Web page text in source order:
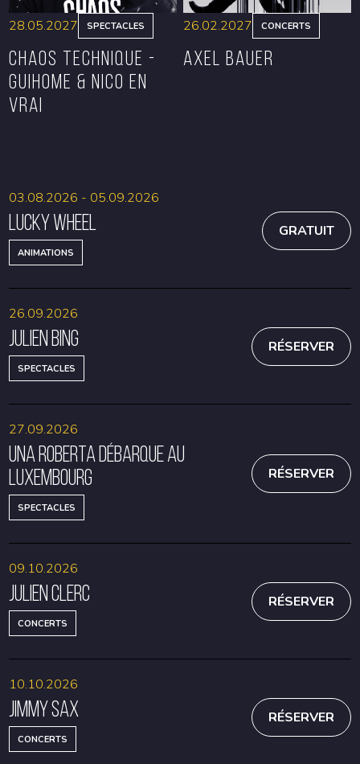
28.05.2027 SPECTACLES
CHAOS TECHNIQUE -
GUIHOME & NICO EN
VRAI
26.02.2027 CONCERTS
Axel Bauer
Lucky Wheel
ANIMATIONS
03.08.2026 - 05.09.2026
GRATUIT
Julien Bing
SPECTACLES
26.09.2026
RÉSERVER
Una Roberta débarque au
Luxembourg
SPECTACLES
27.09.2026
RÉSERVER
Julien Clerc
CONCERTS
09.10.2026
RÉSERVER
Jimmy Sax
CONCERTS
10.10.2026
RÉSERVER